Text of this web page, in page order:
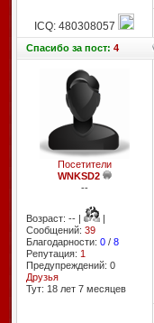
ICQ: 480308057
Спасибоза пост: 4
Посетители
WNKSD2
--
Возраст: -- |
|
Сообщений: 39
Благодарности: 0/ 8
Репутация: 1
Предупреждений: 0
Друзья
Тут: 18 лет 7 месяцев